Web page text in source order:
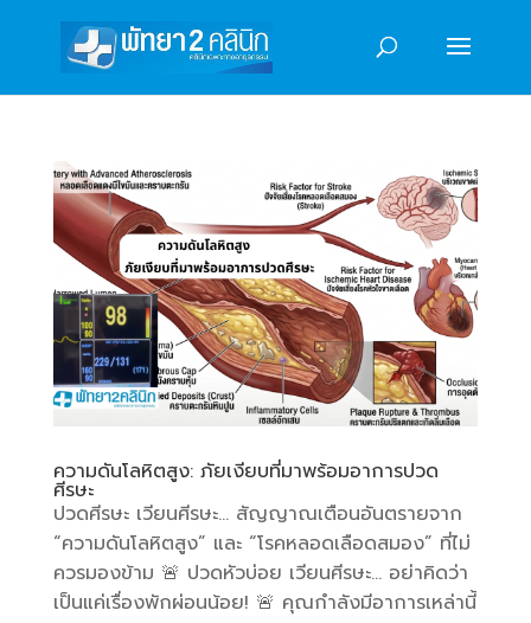
ความดันโลหิตสูง: ภัยเงียบที่มาพร้อมอาการปวด
ศีรษะ
ปวดศีรษะ เวียนศีรษะ… สัญญาณเตือนอันตรายจาก
“ความดันโลหิตสูง” และ “โรคหลอดเลือดสมอง” ที่ไม่
ควรมองข้าม 🚨 ปวดหัวบ่อย เวียนศีรษะ… อย่าคิดว่า
เป็นแค่เรื่องพักผ่อนน้อย! 🚨 คุณกำลังมีอาการเหล่านี้